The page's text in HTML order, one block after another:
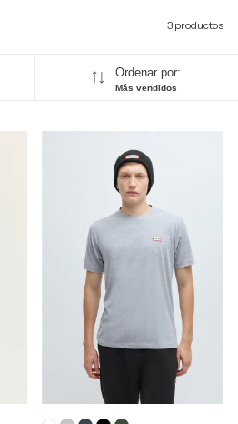
3 productos
Ordenar por:
Más vendidos